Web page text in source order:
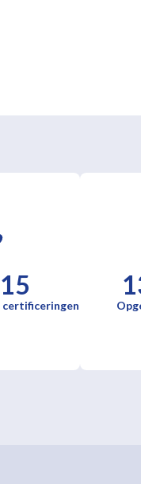
certificeringen